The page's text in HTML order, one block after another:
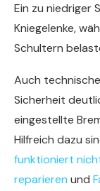
Ein zu niedriger
Kniegelenke,
Schultern
Auch
Sicherheit
eingestellte
Hilfreich dazu
funktioniert
reparieren und